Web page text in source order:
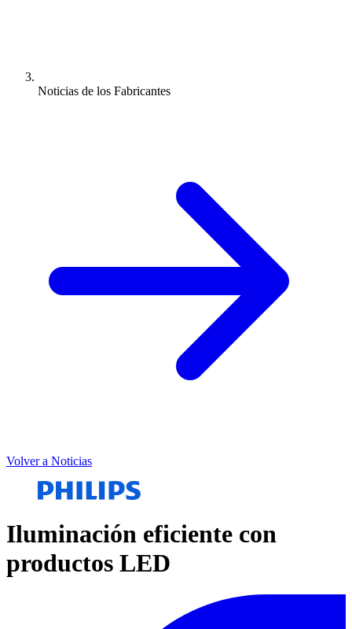
Noticias de los Fabricantes
Volver a Noticias
Iluminación eficiente con
productos LED